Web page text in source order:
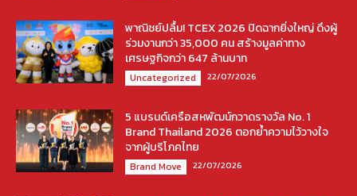
พาณิชย์ปลื้ม! TCEX 2026 ปิดฉากยิ่งใหญ่ ดึงผู้
ร่วมงานกว่า 35,000 คน สร้างมูลค่าทาง
เศรษฐกิจกว่า 647 ล้านบาท
Uncategorized 22/07/2026
5 แบรนด์เครือสหพัฒน์กวาดรางวัล No. 1
Brand Thailand 2026 ตอกย้ำความไว้วางใจ
จากผู้บริโภคไทย
Brand Move 22/07/2026